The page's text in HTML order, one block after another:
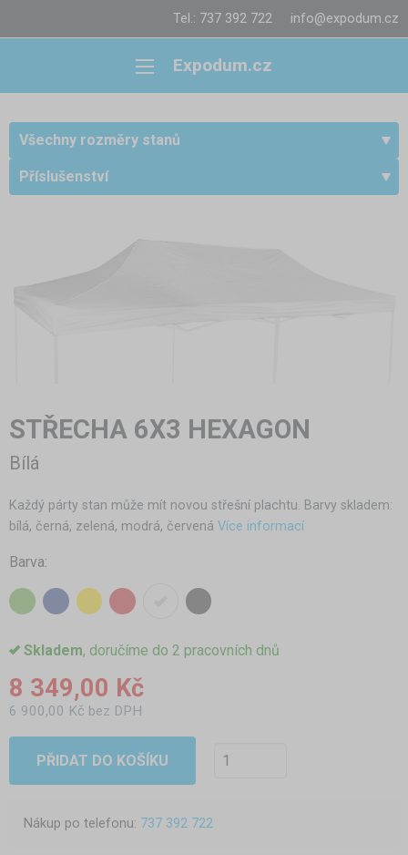
Tel.: 737 392 722 info@expodum.cz
Expodum.cz
Všechny rozměry stanů
Příslušenství
STŘECHA 6X3 HEXAGON
Bílá
Každý párty stan může mít novou střešní plachtu. Barvy skladem:
bílá, černá, zelená, modrá, červená Více informací
Barva:
Skladem, doručíme do 2 pracovních dnů
8 349,00 Kč
6 900,00 Kč bez DPH
PŘIDAT DO KOŠÍKU
Nákup po telefonu: 737 392 722